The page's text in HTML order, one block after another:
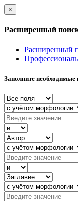
×
Расширенный
Расширенный
Заполните необходимые